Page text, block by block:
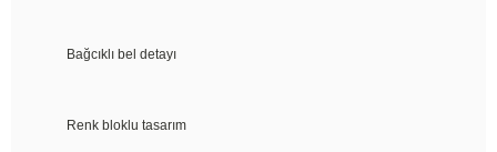
Bağcıklı bel detayı
Renk bloklu tasarım